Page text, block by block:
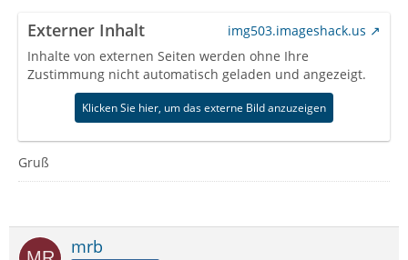
Externer Inhalt
img503.imageshack.us
Inhalte von externen Seiten werden ohne Ihre
Zustimmung nicht automatisch geladen und angezeigt.
Klicken Sie hier, um das externe Bild anzuzeigen
Gruß
mrb